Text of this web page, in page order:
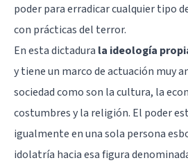
poder para erradicar cualquier tipo
con prácticas del terror.
En esta dictadura la ideología
y tiene un marco de actuación muy
sociedad como son la cultura, la
costumbres y la religión. El poder
igualmente en una sola persona
idolatría hacia esa figura